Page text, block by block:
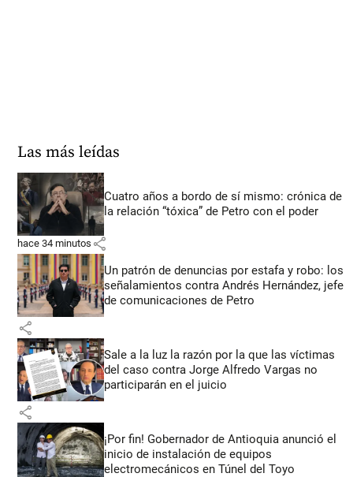
Las más leídas
Cuatro años a bordo de sí mismo: crónica de
la relación “tóxica” de Petro con el poder
hace 34 minutos share
Un patrón de denuncias por estafa y robo: los
señalamientos contra Andrés Hernández, jefe
de comunicaciones de Petro
share
Sale a la luz la razón por la que las víctimas
del caso contra Jorge Alfredo Vargas no
participarán en el juicio
share
¡Por fin! Gobernador de Antioquia anunció el
inicio de instalación de equipos
electromecánicos en Túnel del Toyo